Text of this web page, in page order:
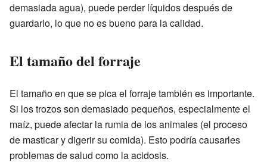
demasiada agua), puede perder líquidos después de
guardarlo, lo que no es bueno para la calidad.
El tamaño del forraje
El tamaño en que se pica el forraje también es importante.
Si los trozos son demasiado pequeños, especialmente el
maíz, puede afectar la rumia de los animales (el proceso
de masticar y digerir su comida). Esto podría causarles
problemas de salud como la acidosis.